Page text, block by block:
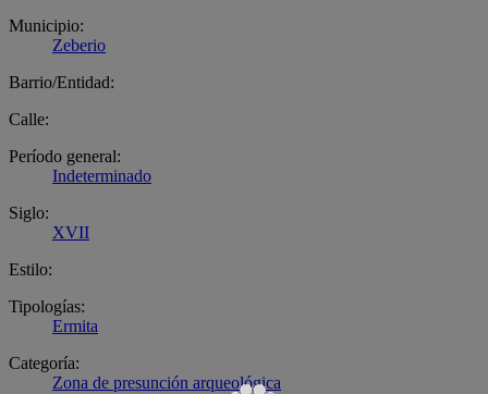
Municipio:
Zeberio
Barrio/Entidad:
Calle:
Período general:
Indeterminado
Siglo:
XVII
Estilo:
Tipologías:
Ermita
Categoría:
Zona de presunción arqueológica